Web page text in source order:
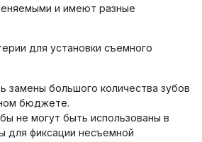
и имеют разные
для установки съемного
замены большого количества зубов
бюджете.
не могут быть использованы в
для фиксации несъемной